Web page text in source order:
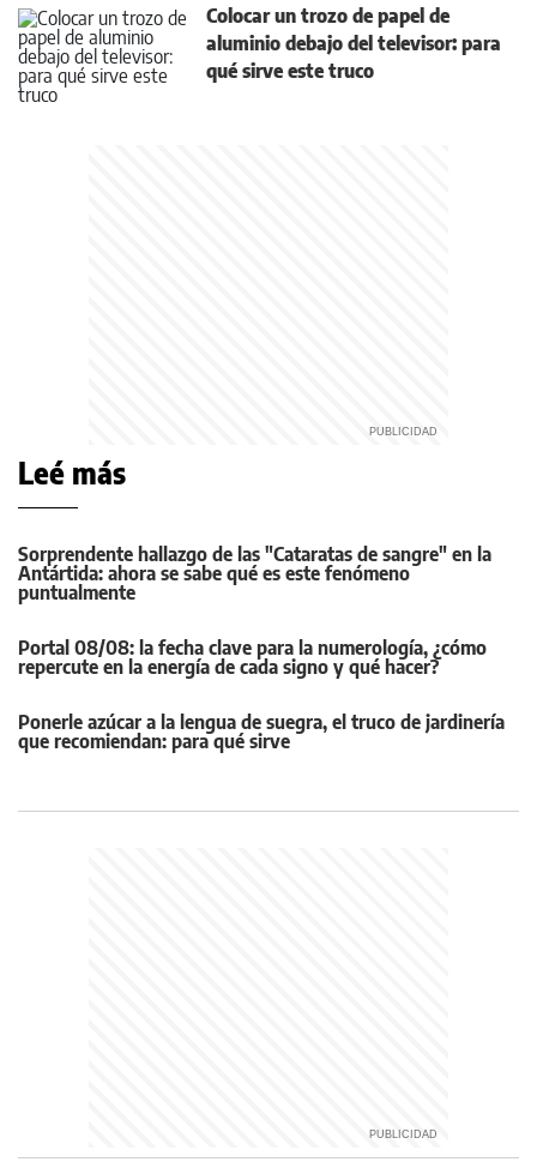
Colocar un trozo de papel de
aluminio debajo del televisor: para
qué sirve este truco
Leé más
Sorprendente hallazgo de las "Cataratas de sangre" en la
Antártida: ahora se sabe qué es este fenómeno
puntualmente
Portal 08/08: la fecha clave para la numerología, ¿cómo
repercute en la energía de cada signo y qué hacer?
Ponerle azúcar a la lengua de suegra, el truco de jardinería
que recomiendan: para qué sirve